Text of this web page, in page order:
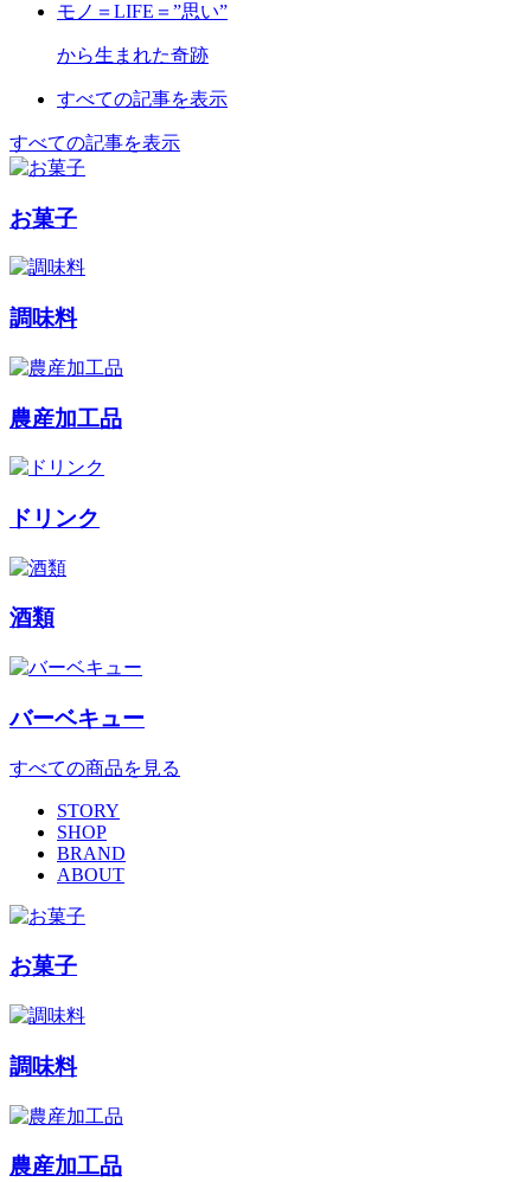
モノ＝LIFE＝”思い”
から生まれた奇跡
すべての記事を表示
すべての記事を表示
お菓子
調味料
農産加工品
ドリンク
酒類
バーベキュー
すべての商品を見る
STORY
SHOP
BRAND
ABOUT
お菓子
調味料
農産加工品